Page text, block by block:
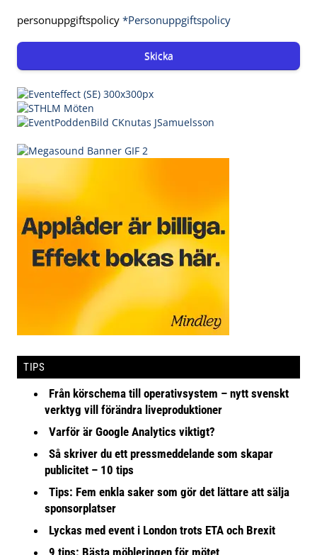
personuppgiftspolicy *Personuppgiftspolicy
Skicka
TIPS
Från körschema till operativsystem – nytt svenskt
verktyg vill förändra liveproduktioner
Varför är Google Analytics viktigt?
Så skriver du ett pressmeddelande som skapar
publicitet – 10 tips
Tips: Fem enkla saker som gör det lättare att sälja
sponsorplatser
Lyckas med event i London trots ETA och Brexit